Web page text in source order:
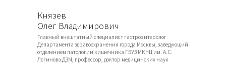
Князев
Олег Владимирович
Главный внештатный специалист гастроэнтеролог
Департамента здравоохранения города Москвы, заведующий
отделением патологии кишечника ГБУЗ МКНЦ им. А.С.
Логинова ДЗМ, профессор, доктор медицинских наук